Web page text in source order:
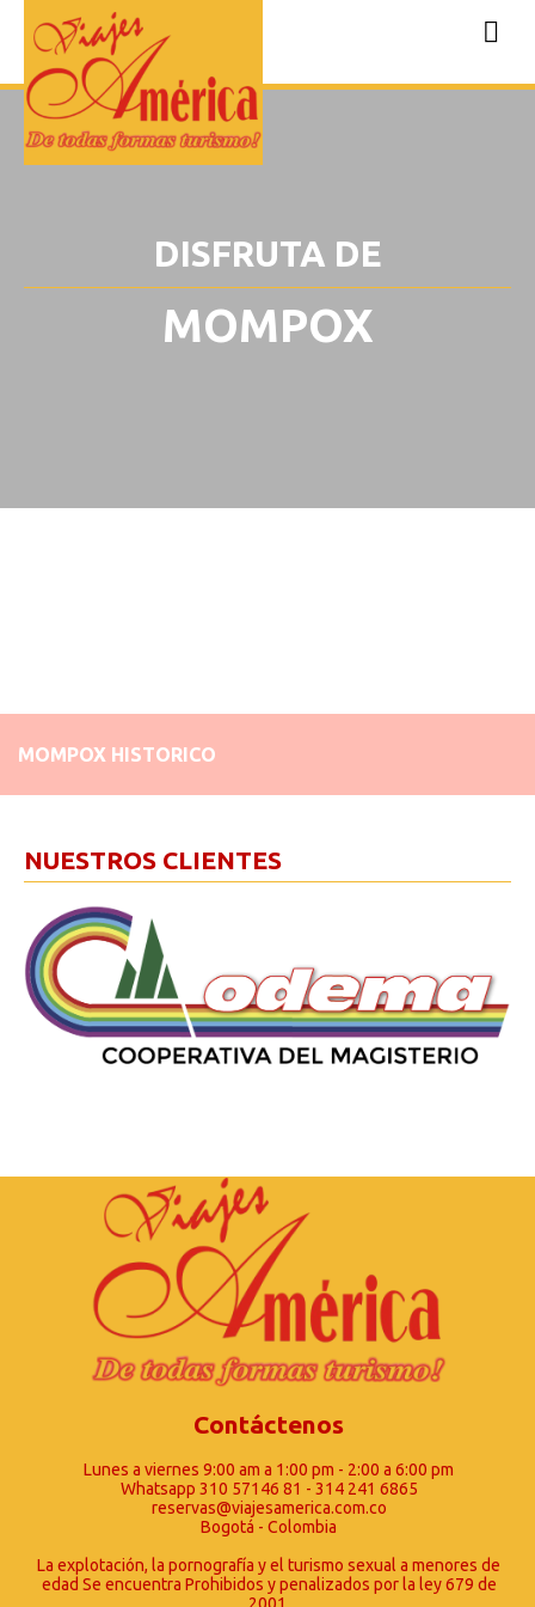
DISFRUTA DE
MOMPOX
MOMPOX HISTORICO
NUESTROS CLIENTES
Contáctenos
Lunes a viernes 9:00 am a 1:00 pm - 2:00 a 6:00 pm
Whatsapp 310 57146 81 - 314 241 6865
reservas@viajesamerica.com.co
Bogotá - Colombia
La explotación, la pornografía y el turismo sexual a menores de
edad Se encuentra Prohibidos y penalizados por la ley 679 de